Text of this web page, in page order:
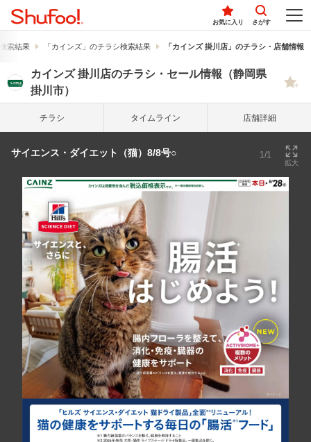
お気に入り さがす
索結果 「カインズ」のチラシ検索結果 「カインズ 掛川店」のチラシ・店舗情報
カインズ 掛川店のチラシ・セール情報（静岡県
掛川市）
チラシ タイム ライン 店舗詳細
サイエンス・ダイエット（猫）8/8号○ 1/1
拡大